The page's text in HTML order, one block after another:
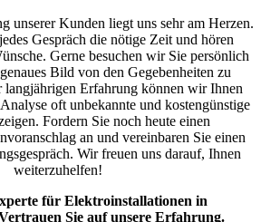
unserer Kunden liegt uns sehr am Herzen.
Gespräch die nötige Zeit und hören
Gerne besuchen wir Sie persönlich
Bild von den Gegebenheiten zu
langjährigen Erfahrung können wir Ihnen
oft unbekannte und kostengünstige
Fordern Sie noch heute einen
an und vereinbaren Sie einen
Wir freuen uns darauf, Ihnen
weiterzuhelfen!
für Elektroinstallationen in
Sie auf unsere Erfahrung.